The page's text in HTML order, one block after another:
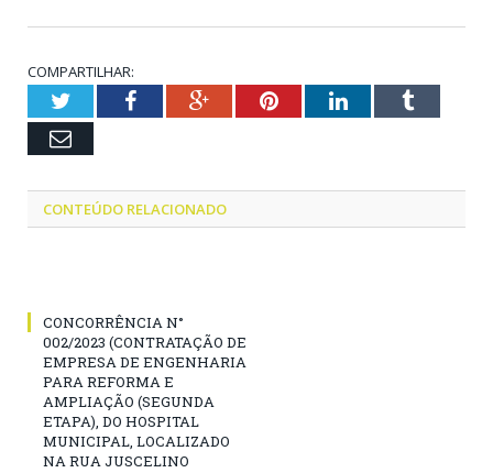
COMPARTILHAR:
TwitterFacebookGoogle+PinterestLinkedInTumblr
Email
CONTEÚDO RELACIONADO
CONCORRÊNCIA N°
002/2023 (CONTRATAÇÃO DE
EMPRESA DE ENGENHARIA
PARA REFORMA E
AMPLIAÇÃO (SEGUNDA
ETAPA), DO HOSPITAL
MUNICIPAL, LOCALIZADO
NA RUA JUSCELINO